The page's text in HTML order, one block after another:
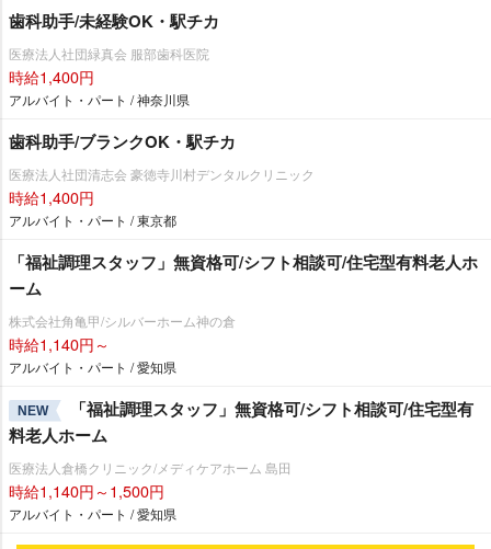
歯科助手/未経験OK・駅チカ
医療法人社団緑真会 服部歯科医院
時給1,400円
アルバイト・パート / 神奈川県
歯科助手/ブランクOK・駅チカ
医療法人社団清志会 豪徳寺川村デンタルクリニック
時給1,400円
アルバイト・パート / 東京都
「福祉調理スタッフ」無資格可/シフト相談可/住宅型有料老人ホ
ーム
株式会社角亀甲/シルバーホーム神の倉
時給1,140円～
アルバイト・パート / 愛知県
NEW
「福祉調理スタッフ」無資格可/シフト相談可/住宅型有
料老人ホーム
医療法人倉橋クリニック/メディケアホーム 島田
時給1,140円～1,500円
アルバイト・パート / 愛知県